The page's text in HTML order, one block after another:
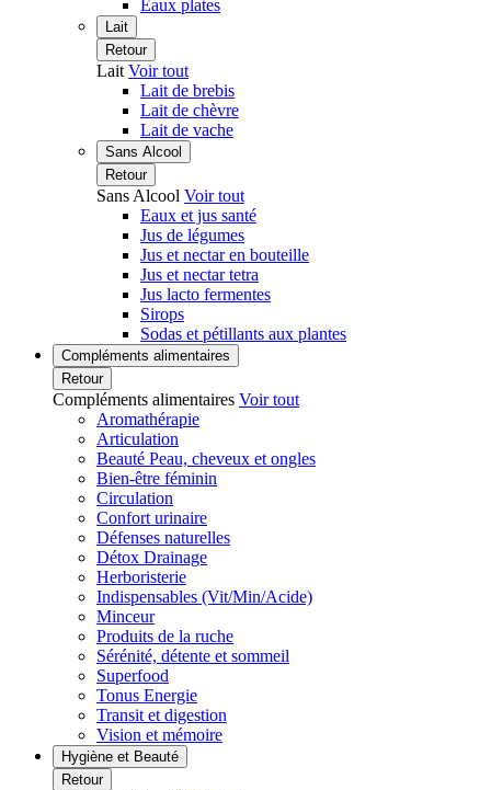
Eaux plates
Lait
Retour
Lait Voir tout
Lait de brebis
Lait de chèvre
Lait de vache
Sans Alcool
Retour
Sans Alcool Voir tout
Eaux et jus santé
Jus de légumes
Jus et nectar en bouteille
Jus et nectar tetra
Jus lacto fermentes
Sirops
Sodas et pétillants aux plantes
Compléments alimentaires
Retour
Compléments alimentaires Voir tout
Aromathérapie
Articulation
Beauté Peau, cheveux et ongles
Bien-être féminin
Circulation
Confort urinaire
Défenses naturelles
Détox Drainage
Herboristerie
Indispensables (Vit/Min/Acide)
Minceur
Produits de la ruche
Sérénité, détente et sommeil
Superfood
Tonus Energie
Transit et digestion
Vision et mémoire
Hygiène et Beauté
Retour